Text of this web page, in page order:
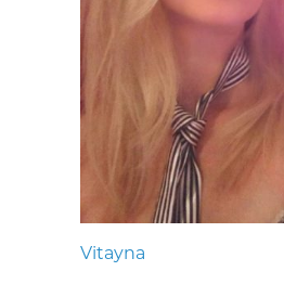
Vitayna